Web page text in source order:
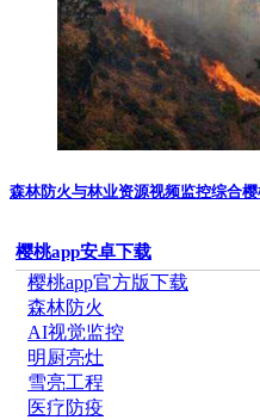
森林防火与林业资源视频监控综合
樱桃app安卓下载
樱桃app官方版下载
森林防火
AI视觉监控
明厨亮灶
雪亮工程
医疗防疫